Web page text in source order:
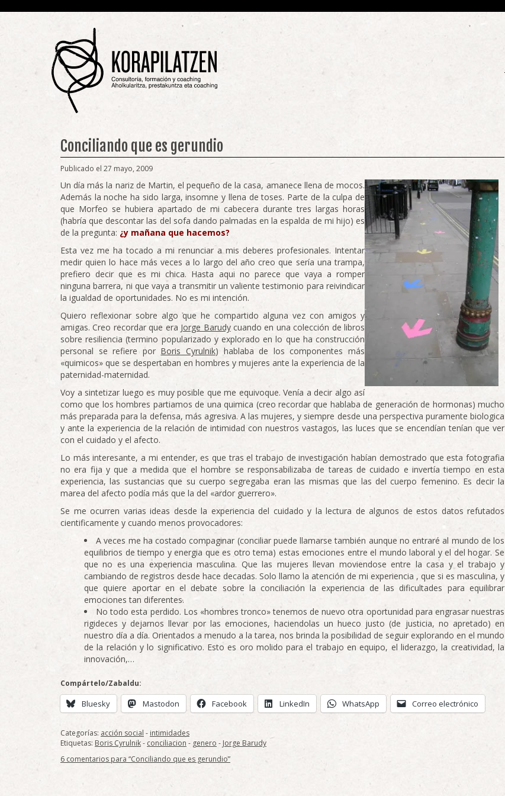
Conciliando que es gerundio
Publicado el 27 mayo, 2009
Un día más la nariz de Martin, el pequeño de la casa, amanece llena de mocos.
Además la noche ha sido larga, insomne y llena de toses. Parte de la culpa de
que Morfeo se hubiera apartado de mi cabecera durante tres largas horas
(habría que descontar las del sofa dando palmadas en la espalda de mi hijo) es
de la pregunta: ¿y mañana que hacemos?
Esta vez me ha tocado a mi renunciar a mis deberes profesionales. Intentar
medir quien lo hace más veces a lo largo del año creo que sería una trampa,
prefiero decir que es mi chica. Hasta aqui no parece que vaya a romper
ninguna barrera, ni que vaya a transmitir un valiente testimonio para reivindicar
la igualdad de oportunidades. No es mi intención.
Quiero reflexionar sobre algo que he compartido alguna vez con amigos y
amigas. Creo recordar que era Jorge Barudycuando en una colección de libros
sobre resiliencia (termino popularizado y explorado en lo que ha construcción
personal se refiere por Boris Cyrulnik) hablaba de los componentes más
«quimicos» que se despertaban en hombres y mujeres ante la experiencia de la
paternidad-maternidad.
Voy a sintetizar luego es muy posible que me equivoque. Venía a decir algo así
como que los hombres partiamos de una quimica (creo recordar que hablaba de generación de hormonas) mucho
más preparada para la defensa, más agresiva. A las mujeres, y siempre desde una perspectiva puramente biologica
y ante la experiencia de la relación de intimidad con nuestros vastagos, las luces que se encendían tenían que ver
con el cuidado y el afecto.
Lo más interesante, a mi entender, es que tras el trabajo de investigación habían demostrado que esta fotografia
no era fija y que a medida que el hombre se responsabilizaba de tareas de cuidado e invertía tiempo en esta
experiencia, las sustancias que su cuerpo segregaba eran las mismas que las del cuerpo femenino. Es decir la
marea del afecto podía más que la del «ardor guerrero».
Se me ocurren varias ideas desde la experiencia del cuidado y la lectura de algunos de estos datos refutados
cientificamente y cuando menos provocadores:
A veces me ha costado compaginar (conciliar puede llamarse también aunque no entraré al mundo de los
equilibrios de tiempo y energia que es otro tema) estas emociones entre el mundo laboral y el del hogar. Se
que no es una experiencia masculina. Que las mujeres llevan moviendose entre la casa y el trabajo y
cambiando de registros desde hace decadas. Solo llamo la atención de mi experiencia , que si es masculina, y
que quiere aportar en el debate sobre la conciliación la experiencia de las dificultades para equilibrar
emociones tan diferentes.
No todo esta perdido. Los «hombres tronco» tenemos de nuevo otra oportunidad para engrasar nuestras
rigideces y dejarnos llevar por las emociones, haciendolas un hueco justo (de justicia, no apretado) en
nuestro día a día. Orientados a menudo a la tarea, nos brinda la posibilidad de seguir explorando en el mundo
de la relación y lo significativo. Esto es oro molido para el trabajo en equipo, el liderazgo, la creatividad, la
innovación,…
Compártelo/Zabaldu:
Bluesky Mastodon Facebook LinkedIn WhatsApp Correo electrónico
Categorías: acción social - intimidades
Etiquetas: Boris Cyrulnik- conciliacion - genero - Jorge Barudy
6 comentarios para “Conciliando que es gerundio”